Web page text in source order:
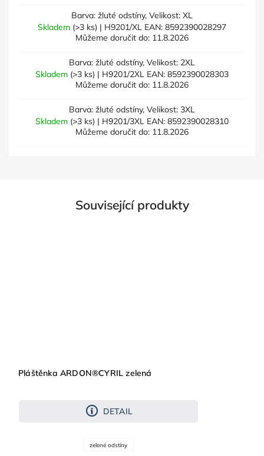
Barva: žluté odstíny, Velikost: XL
Skladem (>3 ks) | H9201/XL EAN: 8592390028297
Můžeme doručit do: 11.8.2026
Barva: žluté odstíny, Velikost: 2XL
Skladem (>3 ks) | H9201/2XL EAN: 8592390028303
Můžeme doručit do: 11.8.2026
Barva: žluté odstíny, Velikost: 3XL
Skladem (>3 ks) | H9201/3XL EAN: 8592390028310
Můžeme doručit do: 11.8.2026
Související produkty
Pláštěnka ARDON®CYRIL zelená
DETAIL
zelené odstíny